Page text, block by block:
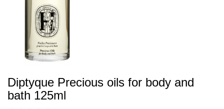
Diptyque Precious oils for body and
bath 125ml